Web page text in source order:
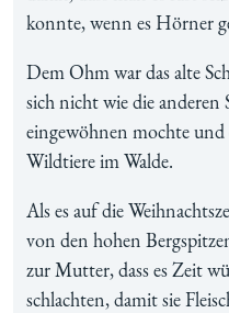
konnte, wenn es Hörner
Dem Ohm war das alte
sich nicht wie die anderen
eingewöhnen mochte
Wildtiere im Walde.
Als es auf die
von den hohen
zur Mutter, dass es Zeit
schlachten, damit sie